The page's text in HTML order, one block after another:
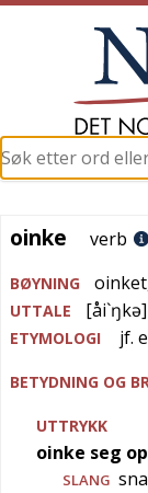
oinke
oinke verb
BØYNING oinket
UTTALE [åi`ŋkə]
ETYMOLOGI jf.
BETYDNING OG
UTTRYKK
oinke seg
SLANG